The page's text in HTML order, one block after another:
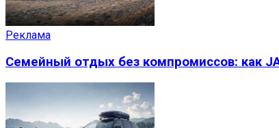
Реклама
Семейный отдых без компромиссов: как